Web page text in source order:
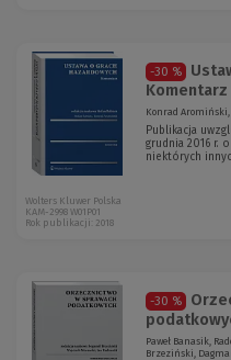
-30 %
Komentarz
Konrad
Publikacja
grudnia 2016 r.
niektórych
Wolters Kluwer Polska
KAM-2998 W01P01
Rok publikacji: 2018
-30 %
Paweł Banasik,
Brzeziński,